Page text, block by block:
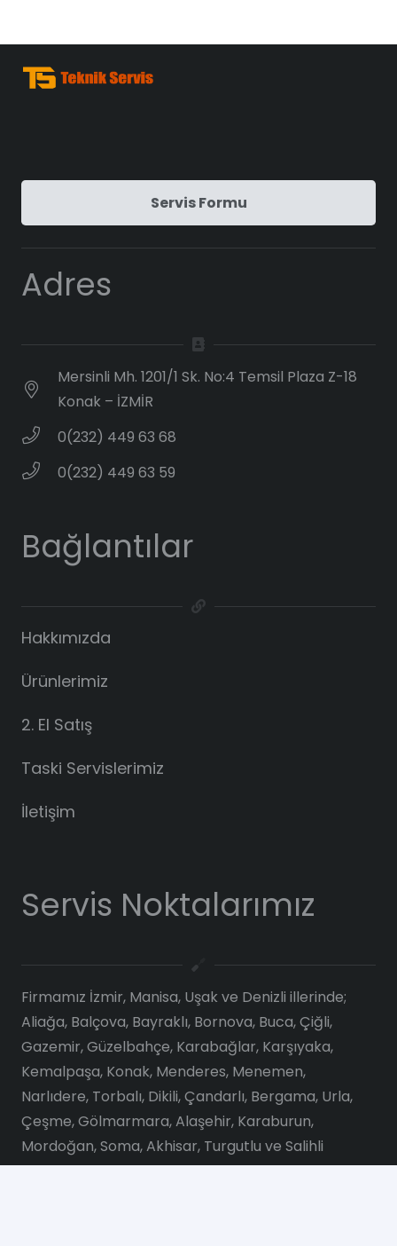
Servis Formu
Adres
Mersinli Mh. 1201/1 Sk. No:4 Temsil Plaza Z-18
Konak – İZMİR
0(232) 449 63 68
0(232) 449 63 59
Bağlantılar
Hakkımızda
Ürünlerimiz
2. El Satış
Taski Servislerimiz
İletişim
Servis Noktalarımız
Firmamız İzmir, Manisa, Uşak ve Denizli illerinde;
Aliağa, Balçova, Bayraklı, Bornova, Buca, Çiğli,
Gazemir, Güzelbahçe, Karabağlar, Karşıyaka,
Kemalpaşa, Konak, Menderes, Menemen,
Narlıdere, Torbalı, Dikili, Çandarlı, Bergama, Urla,
Çeşme, Gölmarmara, Alaşehir, Karaburun,
Mordoğan, Soma, Akhisar, Turgutlu ve Salihli
ilçelerinde konusunda uzman ekibiyle